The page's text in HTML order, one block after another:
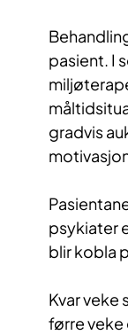
pasient. I
gradvis
psykiater
blir kobla
Kvar veke
førre veke